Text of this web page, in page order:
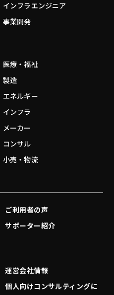
インフラエンジニア
事業開発
医療・福祉
製造
エネルギー
インフラ
メーカー
コンサル
小売・物流
ご利用者の声
サポーター紹介
運営会社情報
個人向けコンサルティングに